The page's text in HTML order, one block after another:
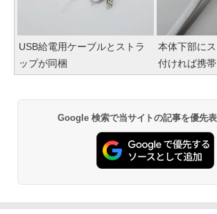
USB給電用ケーブルとストラ
ップが同梱
本体下部に
付ければ携
Google 検索で当サイトの記事を優先